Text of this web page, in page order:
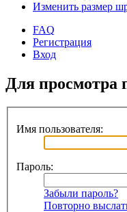
Изменить размер
FAQ
Регистрация
Вход
Для просмотра
Имя пользователя:
Пароль:
Забыли пароль?
Повторно